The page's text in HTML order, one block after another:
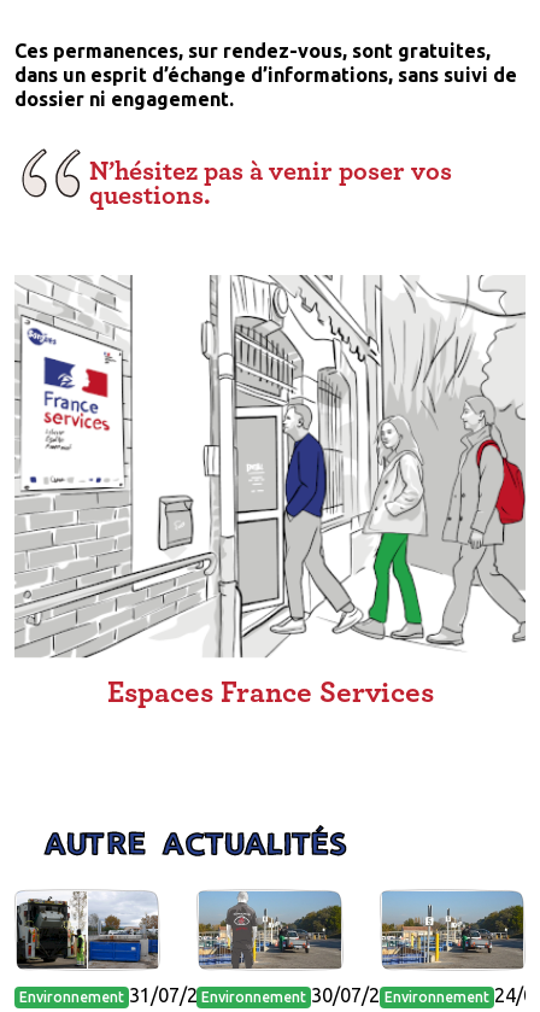
Ces permanences, sur rendez-vous, sont gratuites,
dans un esprit d’échange d’informations, sans suivi de
dossier ni engagement.
N’hésitez pas à venir poser vos
questions.
Espaces France Services
AUTRE ACTUALITÉS
Environnement 31/07/2026Environnement 30/07/2026Environnement 24/